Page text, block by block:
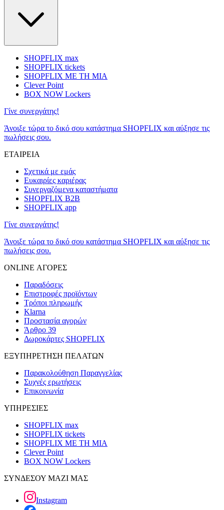
SHOPFLIX max
SHOPFLIX tickets
SHOPFLIX ΜΕ ΤΗ ΜΙΑ
Clever Point
BOX NOW Lockers
Γίνε συνεργάτης!
Άνοιξε τώρα το δικό σου κατάστημα SHOPFLIX και αύξησε τις
πωλήσεις σου.
ΕΤΑΙΡΕΙΑ
Σχετικά με εμάς
Ευκαιρίες καριέρας
Συνεργαζόμενα καταστήματα
SHOPFLIX B2B
SHOPFLIX app
Γίνε συνεργάτης!
Άνοιξε τώρα το δικό σου κατάστημα SHOPFLIX και αύξησε τις
πωλήσεις σου.
ONLINE ΑΓΟΡΕΣ
Παραδόσεις
Επιστροφές προϊόντων
Τρόποι πληρωμής
Klarna
Προστασία αγορών
Άρθρο 39
Δωροκάρτες SHOPFLIX
ΕΞΥΠΗΡΕΤΗΣΗ ΠΕΛΑΤΩΝ
Παρακολούθηση Παραγγελίας
Συχνές ερωτήσεις
Επικοινωνία
ΥΠΗΡΕΣΙΕΣ
SHOPFLIX max
SHOPFLIX tickets
SHOPFLIX ΜΕ ΤΗ ΜΙΑ
Clever Point
BOX NOW Lockers
ΣΥΝΔΕΣΟΥ ΜΑΖΙ ΜΑΣ
Instagram